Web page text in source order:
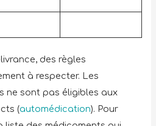
des règles
à respecter. Les
ne sont pas éligibles aux
(automédication). Pour